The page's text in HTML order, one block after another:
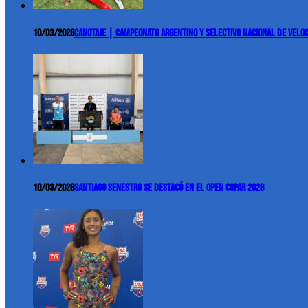
10/03/2026Canotaje | Campeonato Argentino y Selectivo Nacional de
10/03/2026Santiago Senestro se destacó en el Open COPAR 2026